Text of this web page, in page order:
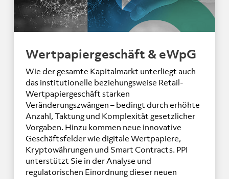
Wertpapiergeschäft & eWpG
Wie der gesamte Kapitalmarkt unterliegt auch
das institutionelle beziehungsweise Retail-
Wertpapiergeschäft starken
Veränderungszwängen – bedingt durch erhöhte
Anzahl, Taktung und Komplexität gesetzlicher
Vorgaben. Hinzu kommen neue innovative
Geschäftsfelder wie digitale Wertpapiere,
Kryptowährungen und Smart Contracts. PPI
unterstützt Sie in der Analyse und
regulatorischen Einordnung dieser neuen